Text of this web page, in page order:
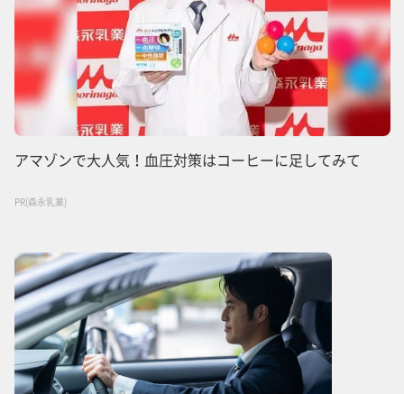
アマゾンで大人気！血圧対策はコーヒーに足してみて
PR(森永乳業)